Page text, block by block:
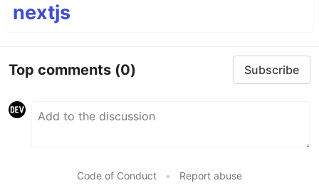
nextjs
Top comments (0) Subscribe
Code of Conduct • Report abuse